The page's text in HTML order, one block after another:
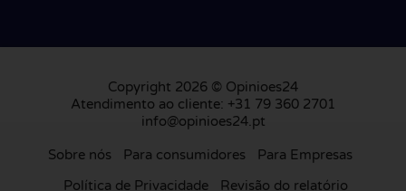
Copyright 2026 © Opinioes24
Atendimento ao cliente: +31 79 360 2701
info@opinioes24.pt
Sobre nós Para consumidores
Para Empresas
Política de Privacidade
Revisão do relatório